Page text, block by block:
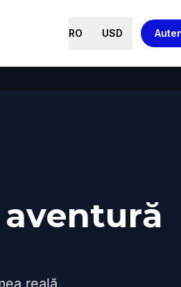
RO USD
reală.